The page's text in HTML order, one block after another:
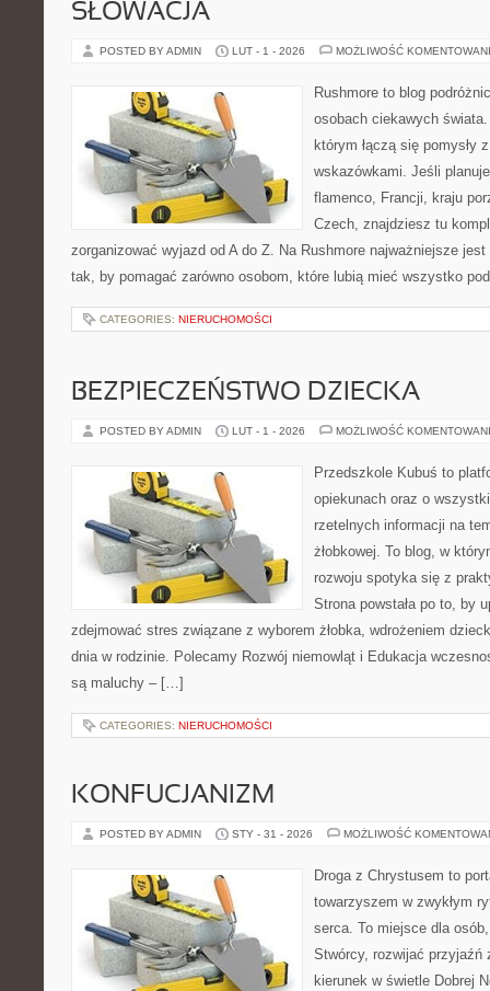
SŁOWACJA
POSTED BY ADMIN LUT - 1 - 2026 MOŻLIWOŚĆ
Rushmore to blog
osobach ciekawych
którym łączą się pomysły
wskazówkami. Jeśli
flamenco, Francji, kraju
Czech, znajdziesz tu
zorganizować wyjazd od A do Z. Na Rushmore najważniejsze
tak, by pomagać zarówno osobom, które lubią mieć wszystko
CATEGORIES: NIERUCHOMOŚCI
BEZPIECZEŃSTWO DZIECKA
POSTED BY ADMIN LUT - 1 - 2026 MOŻLIWOŚĆ
Przedszkole Kubuś to
opiekunach oraz o
rzetelnych informacji na
żłobkowej. To blog, w
rozwoju spotyka się z
Strona powstała po to, by
zdejmować stres związane z wyborem żłobka, wdrożeniem
dnia w rodzinie. Polecamy Rozwój niemowląt i Edukacja
są maluchy – […]
CATEGORIES: NIERUCHOMOŚCI
KONFUCJANIZM
POSTED BY ADMIN STY - 31 - 2026 MOŻLIWOŚĆ
Droga z Chrystusem to
towarzyszem w zwykłym
serca. To miejsce dla
Stwórcy, rozwijać
kierunek w świetle Dobrej